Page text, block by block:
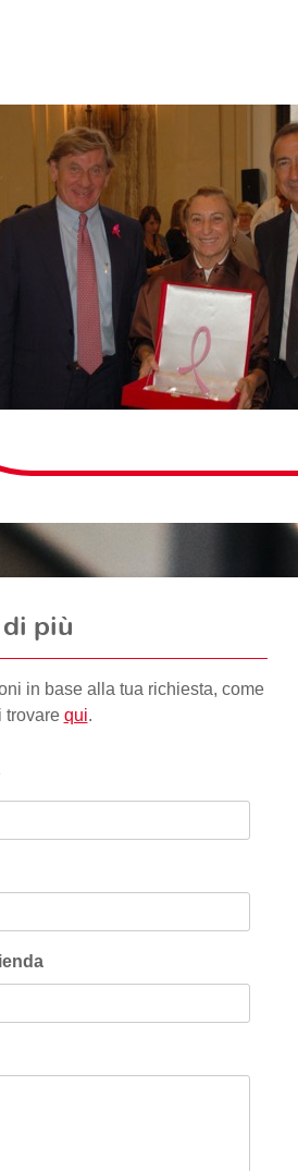
più
in base alla tua richiesta, come
trovare qui.